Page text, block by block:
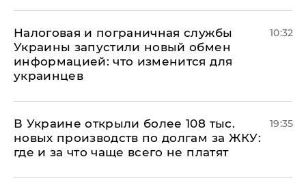
Налоговая и пограничная службы
Украины запустили новый обмен
информацией: что изменится для
украинцев
10:32
В Украине открыли более 108 тыс.
новых производств по долгам за ЖКУ:
где и за что чаще всего не платят
19:35